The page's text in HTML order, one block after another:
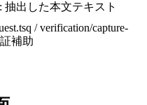
抽出した本文テキスト
/ verification/capture-
補助